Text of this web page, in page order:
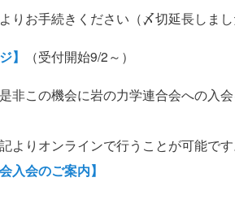
りお手続きください（〆切延長しま
】 （受付開始9/2～）
非この機会に岩の力学連合会への入
よりオンラインで行うことが可能で
入会のご案内】